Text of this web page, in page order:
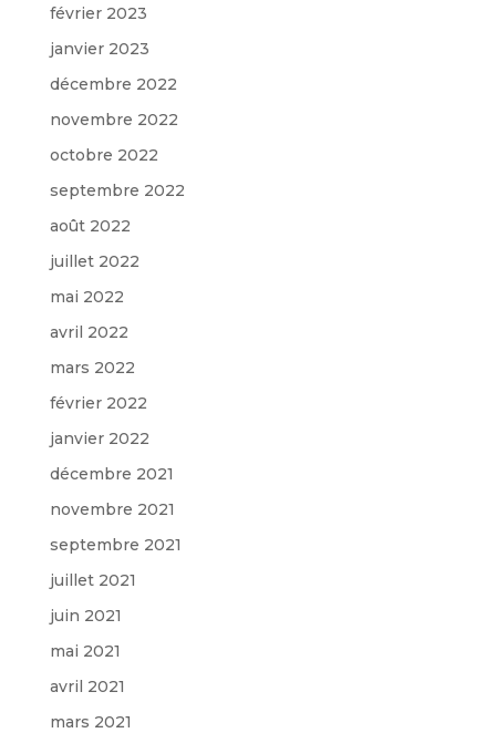
février 2023
janvier 2023
décembre 2022
novembre 2022
octobre 2022
septembre 2022
août 2022
juillet 2022
mai 2022
avril 2022
mars 2022
février 2022
janvier 2022
décembre 2021
novembre 2021
septembre 2021
juillet 2021
juin 2021
mai 2021
avril 2021
mars 2021